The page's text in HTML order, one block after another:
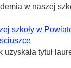
w naszej
szkoły w
uzyskała tytuł